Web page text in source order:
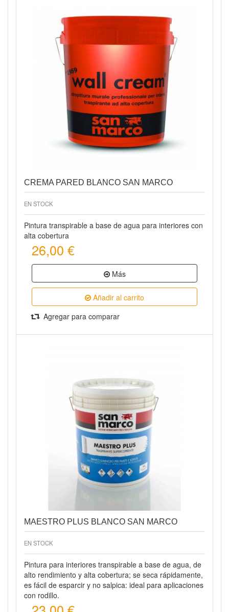
CREMA PARED BLANCO SAN MARCO
EN STOCK
Pintura transpirable a base de agua para interiores con
alta cobertura
26,00 €
Más
Añadir al carrito
Agregar para comparar
Vista rápida
MAESTRO PLUS BLANCO SAN MARCO
EN STOCK
Pintura para interiores transpirable a base de agua, de
alto rendimiento y alta cobertura; se seca rápidamente,
es fácil de esparcir y no salpica: ideal para aplicaciones
con rodillo.
Vista rápida